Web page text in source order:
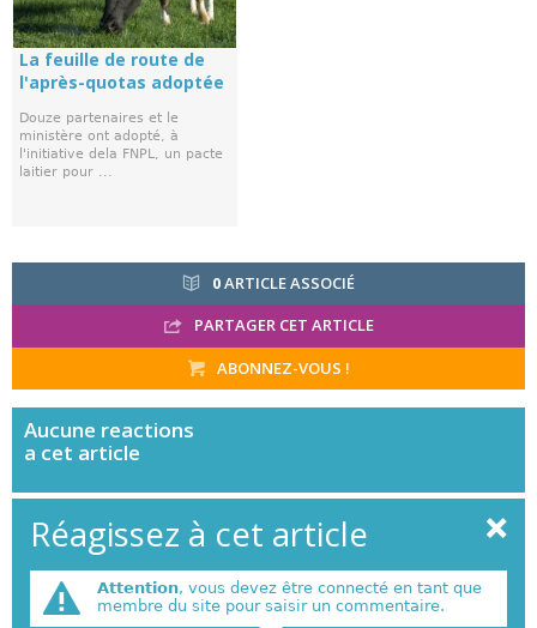
La feuille de route de
l'après-quotas adoptée
Douze partenaires et le
ministère ont adopté, à
l'initiative dela FNPL, un pacte
laitier pour ...
0ARTICLE ASSOCIÉ
PARTAGER CET ARTICLE
ABONNEZ-VOUS !
Aucune reactions
a cet article
Réagissez à cet article
Attention, vous devez être connecté en tant que
membre du site pour saisir un commentaire.